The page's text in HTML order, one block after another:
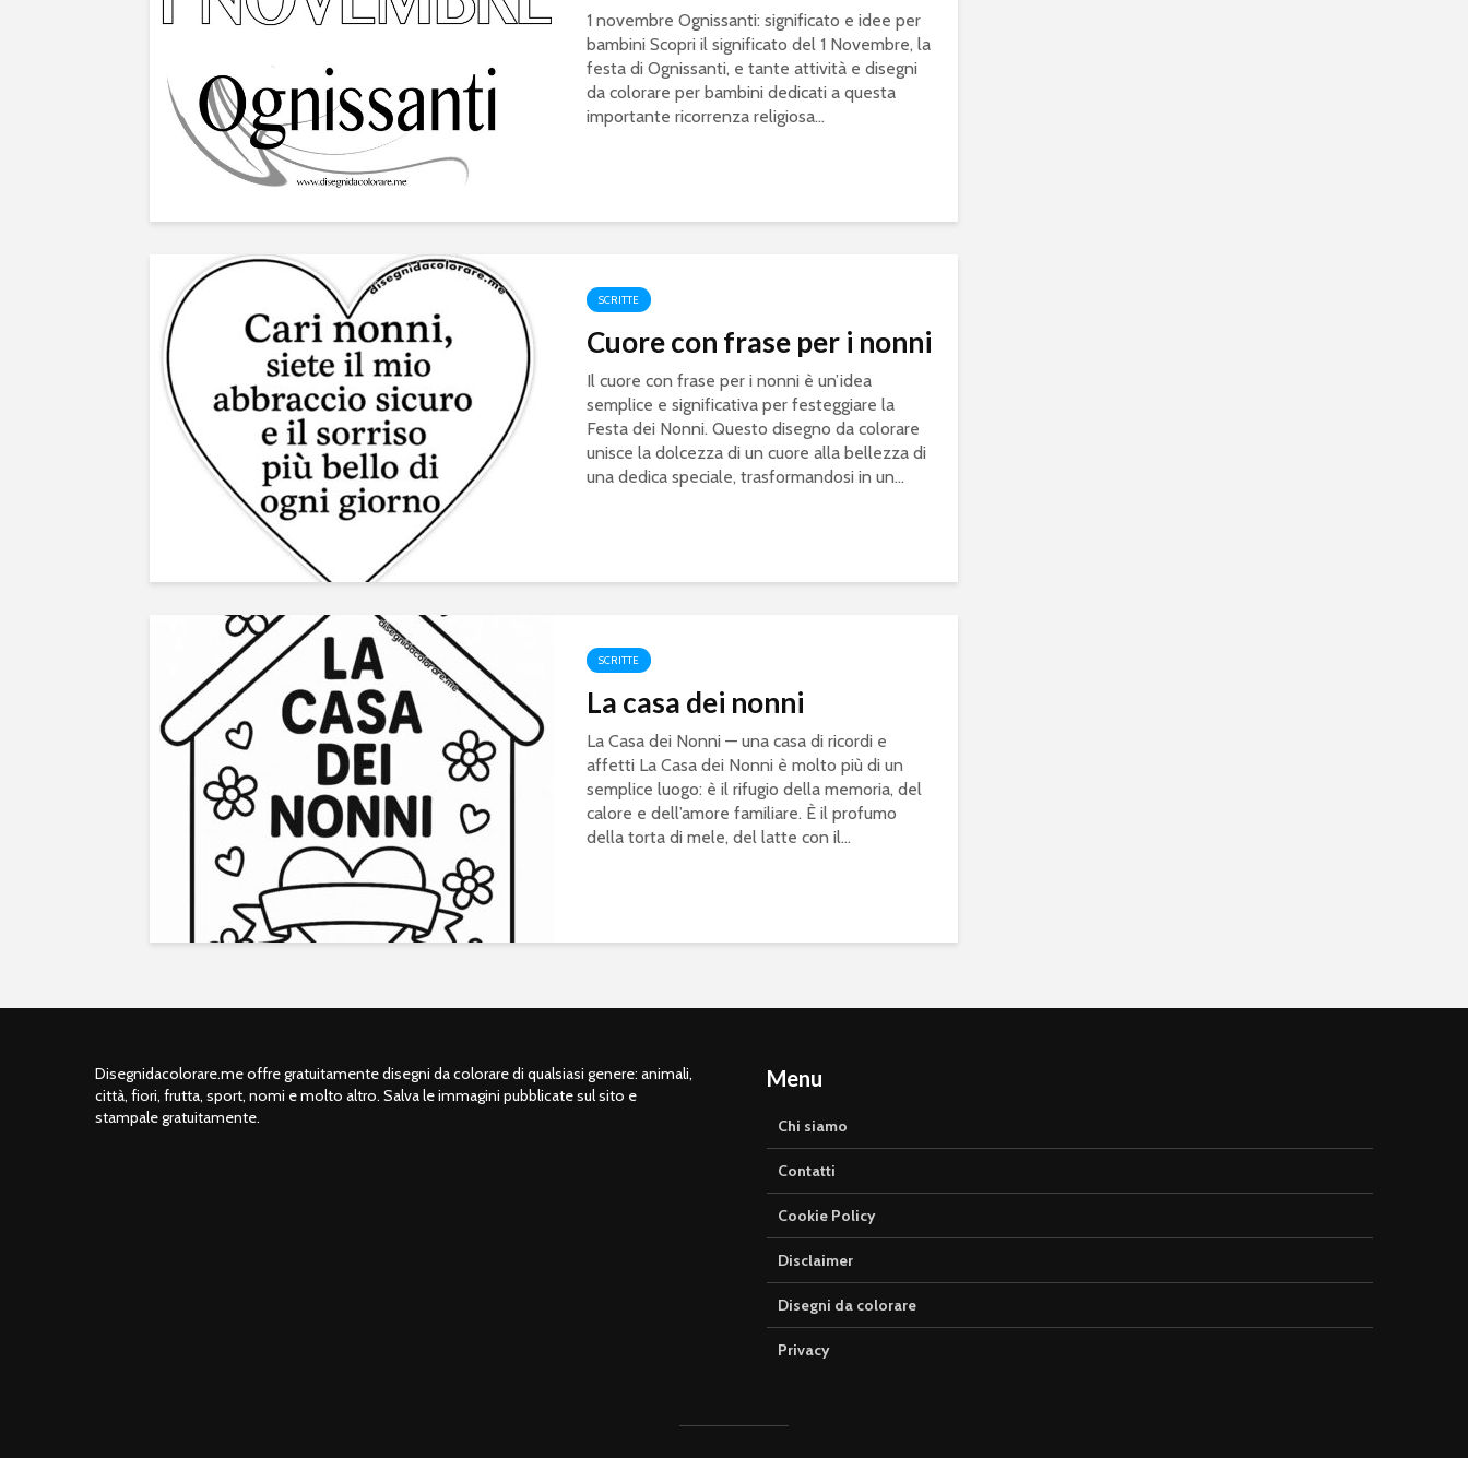
1 novembre Ognissanti: significato e idee per
bambini Scopri il significato del 1 Novembre, la
festa di Ognissanti, e tante attività e disegni
da colorare per bambini dedicati a questa
importante ricorrenza religiosa...
SCRITTE
Cuore con frase per i nonni
Il cuore con frase per i nonni è un’idea
semplice e significativa per festeggiare la
Festa dei Nonni. Questo disegno da colorare
unisce la dolcezza di un cuore alla bellezza di
una dedica speciale, trasformandosi in un...
SCRITTE
La casa dei nonni
La Casa dei Nonni — una casa di ricordi e
affetti La Casa dei Nonni è molto più di un
semplice luogo: è il rifugio della memoria, del
calore e dell’amore familiare. È il profumo
della torta di mele, del latte con il...
Disegnidacolorare.me offre gratuitamente disegni da colorare di qualsiasi genere: animali,
città, fiori, frutta, sport, nomi e molto altro. Salva le immagini pubblicate sul sito e
stampale gratuitamente.
Menu
Chi siamo
Contatti
Cookie Policy
Disclaimer
Disegni da colorare
Privacy